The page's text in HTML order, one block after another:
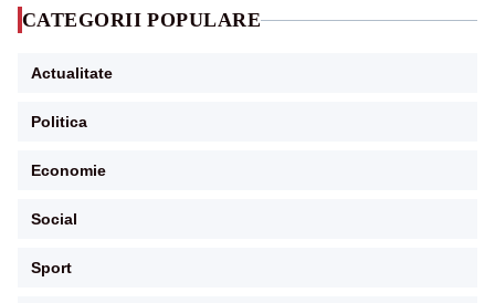
CATEGORII POPULARE
Actualitate
Politica
Economie
Social
Sport